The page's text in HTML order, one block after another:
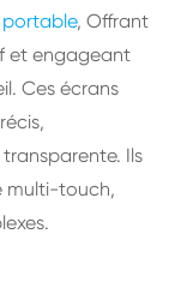
, Offrant
et engageant
Ces écrans
Ils
multi-touch,